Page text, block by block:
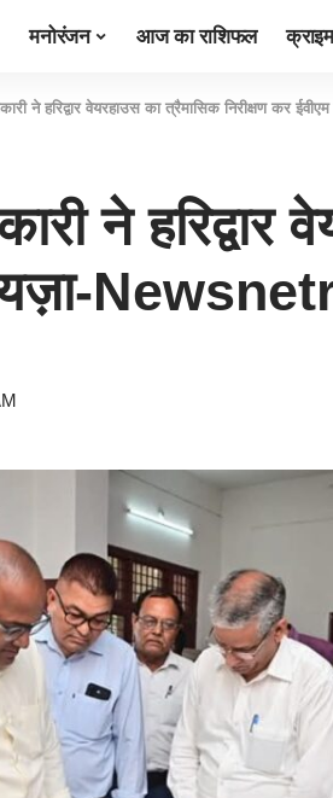
मनोरंजन आज का राशिफल
ने हरिद्वार वेयरहाउस का त्रैमासिक निरीक्षण कर
ने